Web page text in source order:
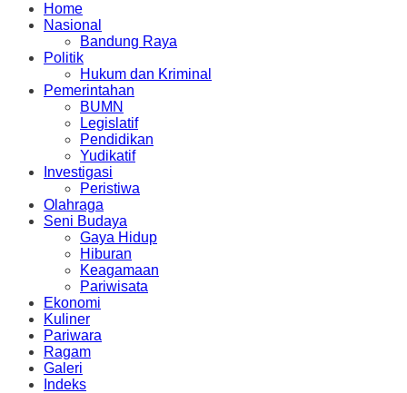
Home
Nasional
Bandung Raya
Politik
Hukum dan Kriminal
Pemerintahan
BUMN
Legislatif
Pendidikan
Yudikatif
Investigasi
Peristiwa
Olahraga
Seni Budaya
Gaya Hidup
Hiburan
Keagamaan
Pariwisata
Ekonomi
Kuliner
Pariwara
Ragam
Galeri
Indeks